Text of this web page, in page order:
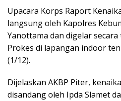
Upacara Korps Raport
langsung oleh Kapolres
Yanottama dan digelar
Prokes di lapangan indoor
(1/12).
Dijelaskan AKBP Piter,
disandang oleh Ipda Slamet